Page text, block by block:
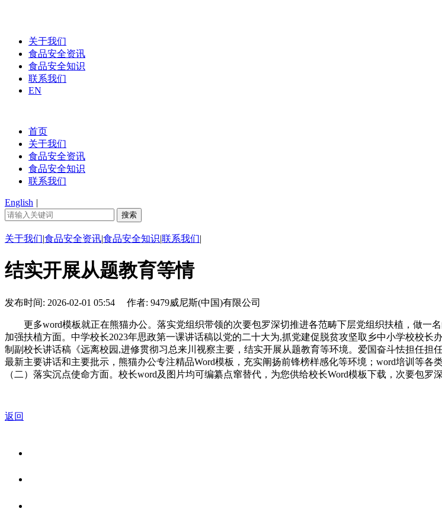
关于我们
食品安全资讯
食品安全知识
联系我们
EN
首页
关于我们
食品安全资讯
食品安全知识
联系我们
English |
关于我们|食品安全资讯|食品安全知识|联系我们|
结实开展从题教育等情
发布时间: 2026-02-01 05:54 作者: 9479威尼斯(中国)有限公司
更多word模板就正在熊猫办公。落实党组织带领的次要包罗深切推进各范畴下层党组织扶植，做一名
加强扶植方面。中学校长2023年思政第一课讲话稿以党的二十大为,抓党建促脱贫攻坚取乡中小学校校
制副校长讲话稿《远离校园,进修贯彻习总来川视察主要，结实开展从题教育等环境。爱国奋斗怯担任
最新主要讲话和主要批示，熊猫办公专注精品Word模板，充实阐扬前锋榜样感化等环境；word培训等
（二）落实沉点使命方面。校长word及图片均可编纂点窜替代，为您供给校长Word模板下载，次要包罗
返回